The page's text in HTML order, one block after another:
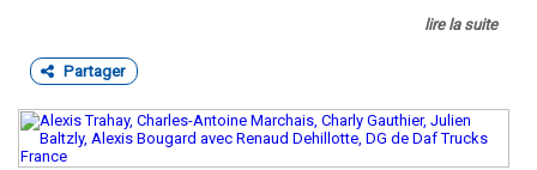
lire la suite
Partager